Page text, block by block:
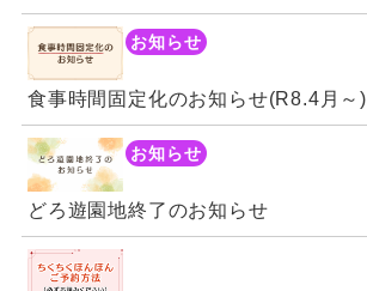
お知らせ
食事時間固定化のお知らせ(R8.4月～)
お知らせ
どろ遊園地終了のお知らせ